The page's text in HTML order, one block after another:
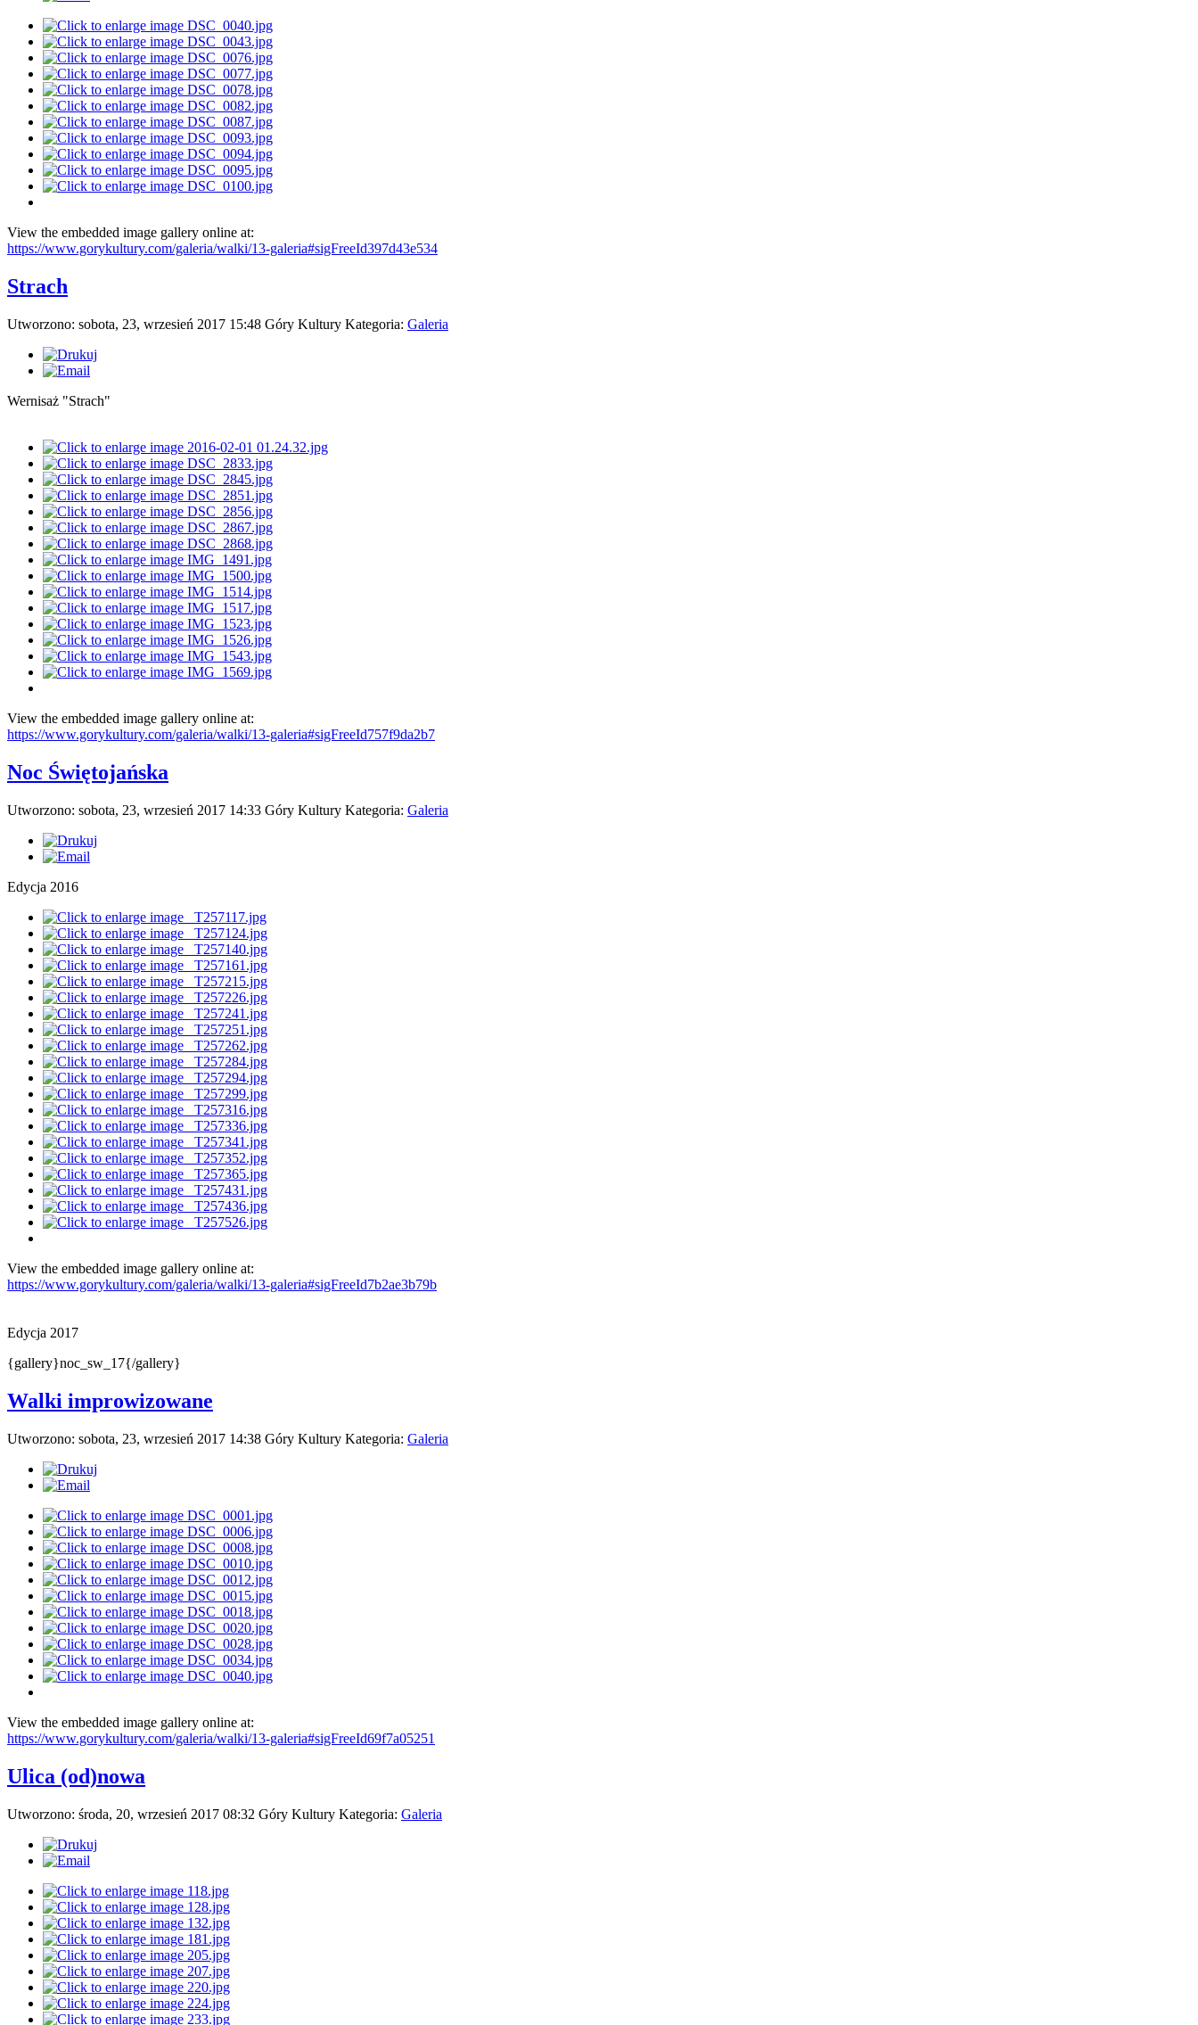
View the embedded image gallery online at:
https://www.gorykultury.com/galeria/walki/13-galeria#sigFreeId397d43e534
Strach
Utworzono: sobota, 23, wrzesień 2017 15:48 Góry Kultury Kategoria: Galeria
Wernisaż "Strach"
View the embedded image gallery online at:
https://www.gorykultury.com/galeria/walki/13-galeria#sigFreeId757f9da2b7
Noc Świętojańska
Utworzono: sobota, 23, wrzesień 2017 14:33 Góry Kultury Kategoria: Galeria
Edycja 2016
View the embedded image gallery online at:
https://www.gorykultury.com/galeria/walki/13-galeria#sigFreeId7b2ae3b79b
Edycja 2017
{gallery}noc_sw_17{/gallery}
Walki improwizowane
Utworzono: sobota, 23, wrzesień 2017 14:38 Góry Kultury Kategoria: Galeria
View the embedded image gallery online at:
https://www.gorykultury.com/galeria/walki/13-galeria#sigFreeId69f7a05251
Ulica (od)nowa
Utworzono: środa, 20, wrzesień 2017 08:32 Góry Kultury Kategoria: Galeria